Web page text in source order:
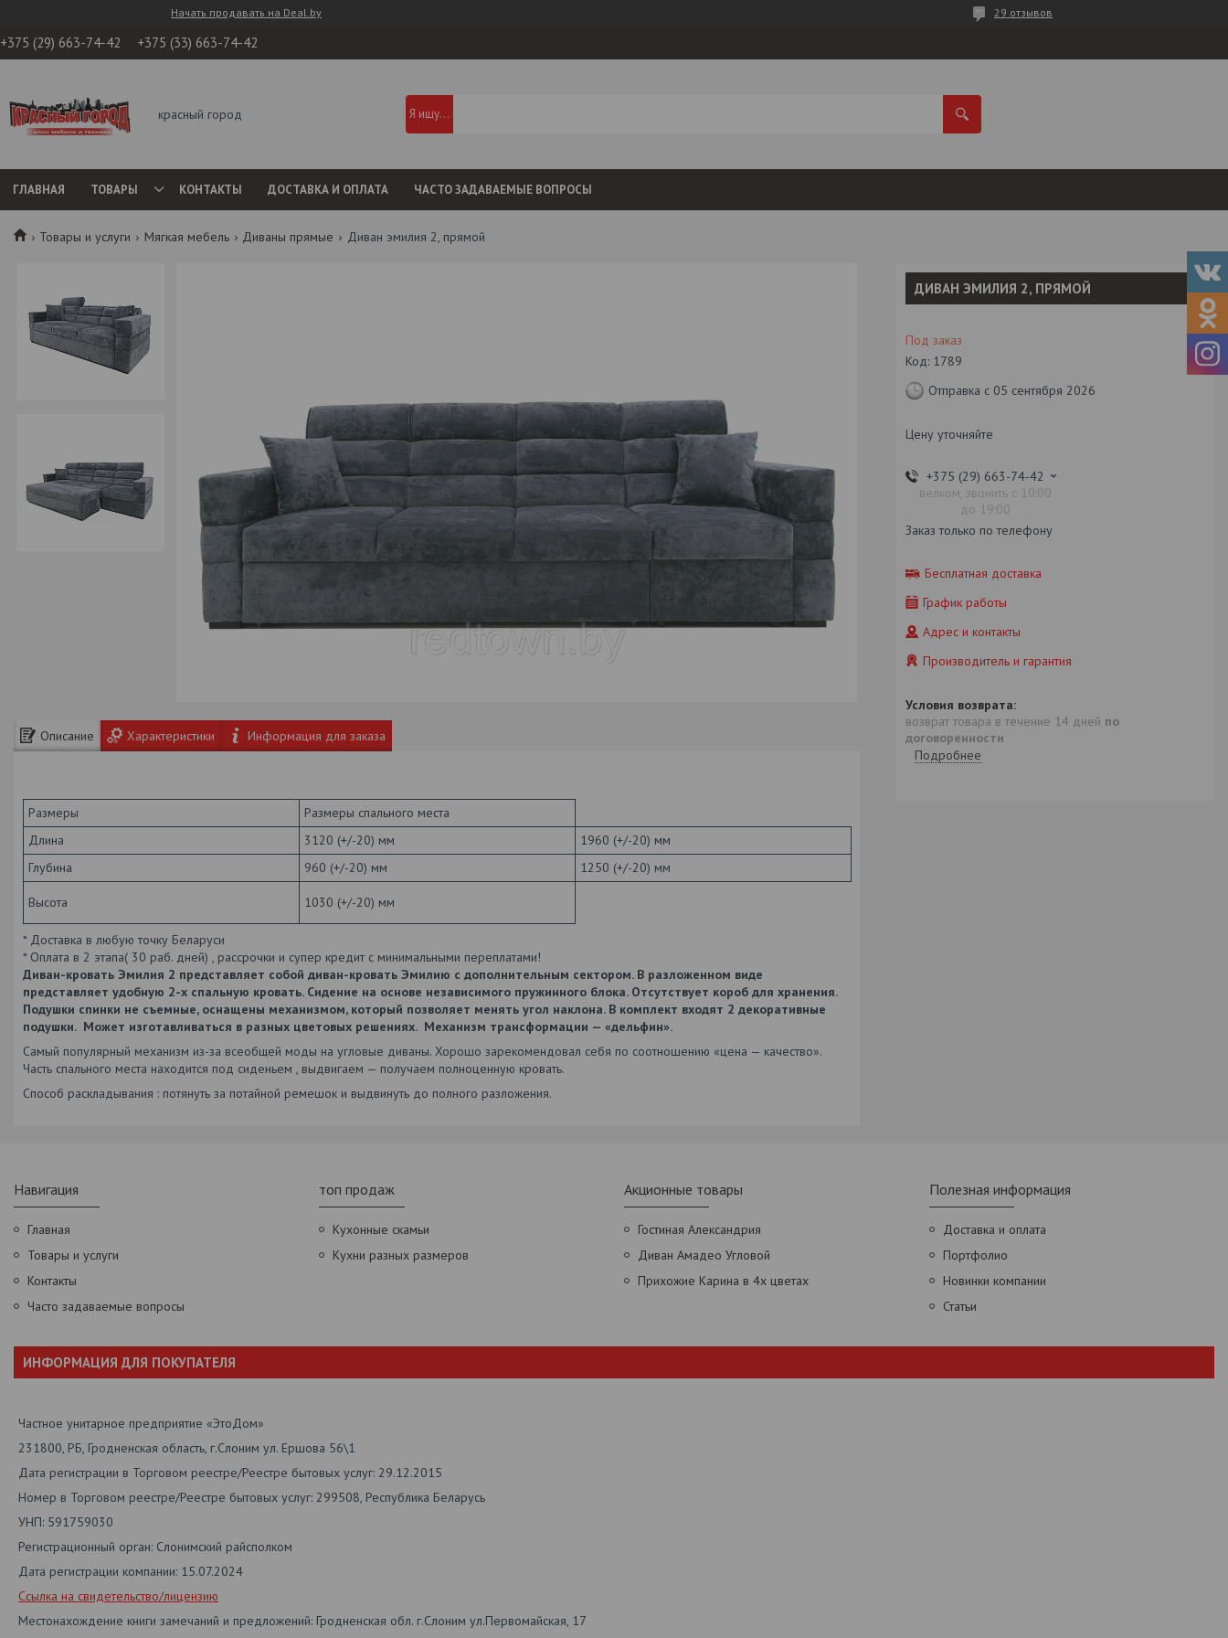
Начать продавать на Deal.by 29 отзывов
+375 (29) 663-74-42 +375 (33) 663-74-42
красный город
ГЛАВНАЯ ТОВАРЫ КОНТАКТЫ ДОСТАВКА И ОПЛАТА ЧАСТО ЗАДАВАЕМЫЕ ВОПРОСЫ
Товары и услуги Мягкая мебель Диваны прямые Диван эмилия 2, прямой
Описание Характеристики Информация для заказа
Размеры
Размеры спального места
Длина
3120 (+/-20) мм
1960 (+/-20) мм
Глубина
960 (+/-20) мм 1250 (+/-20) мм
Высота 1030 (+/-20) мм
* Доставка в любую точку Беларуси
* Оплата в 2 этапа( 30 раб. дней) , рассрочки и супер кредит с минимальными переплатами!
Диван-кровать Эмилия 2 представляет собой диван-кровать Эмилию с дополнительным сектором. В разложенном виде
представляет удобную 2-х спальную кровать. Сидение на основе независимого пружинного блока. Отсутствует короб для хранения.
Подушки спинки не съемные, оснащены механизмом, который позволяет менять угол наклона. В комплект входят 2 декоративные
подушки. Может изготавливаться в разных цветовых решениях. Механизм трансформации — «дельфин».
Самый популярный механизм из-за всеобщей моды на угловые диваны. Хорошо зарекомендовал себя по соотношению «цена — качество».
Часть спального места находится под сиденьем , выдвигаем — получаем полноценную кровать.
Способ раскладывания : потянуть за потайной ремешок и выдвинуть до полного разложения.
ДИВАН ЭМИЛИЯ 2, ПРЯМОЙ
Под заказ
Код: 1789
Отправка с 05 сентября 2026
Цену уточняйте
+375 (29) 663-74-42
велком, звонить с 10:00
до 19:00
Заказ только по телефону
Бесплатная доставка
График работы
Адрес и контакты
Производитель и гарантия
возврат товара в течение 14 дней по
договоренности
Подробнее
Навигация
Главная
Товары и услуги
Контакты
Часто задаваемые вопросы
топ продаж
Кухонные скамьи
Кухни разных размеров
Акционные товары
Гостиная Александрия
Диван Амадео Угловой
Прихожие Карина в 4х цветах
Полезная информация
Доставка и оплата
Портфолио
Новинки компании
Статьи
ИНФОРМАЦИЯ ДЛЯ ПОКУПАТЕЛЯ
Частное унитарное предприятие «ЭтоДом»
231800, РБ, Гродненская область, г.Слоним ул. Ершова 56\1
Дата регистрации в Торговом реестре/Реестре бытовых услуг: 29.12.2015
Номер в Торговом реестре/Реестре бытовых услуг: 299508, Республика Беларусь
УНП: 591759030
Регистрационный орган: Слонимский райсполком
Дата регистрации компании: 15.07.2024
Ссылка на свидетельство/лицензию
Местонахождение книги замечаний и предложений: Гродненская обл. г.Слоним ул.Первомайская, 17